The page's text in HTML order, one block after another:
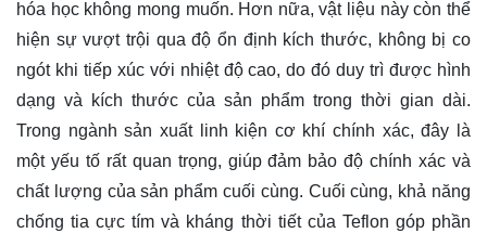
hóa học không mong muốn. Hơn nữa, vật liệu này còn thể
hiện sự vượt trội qua độ ổn định kích thước, không bị co
ngót khi tiếp xúc với nhiệt độ cao, do đó duy trì được hình
dạng và kích thước của sản phẩm trong thời gian dài.
Trong ngành sản xuất linh kiện cơ khí chính xác, đây là
một yếu tố rất quan trọng, giúp đảm bảo độ chính xác và
chất lượng của sản phẩm cuối cùng. Cuối cùng, khả năng
chống tia cực tím và kháng thời tiết của Teflon góp phần